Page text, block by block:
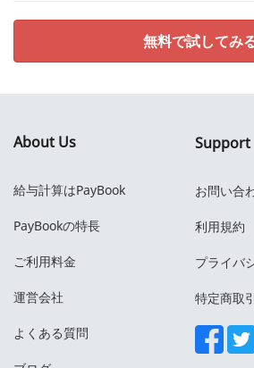
無料で試してみ
About Us
給与計算はPayBook
PayBookの特長
ご利用料金
運営会社
よくある質問
Support
お問い合
利用規約
プライバ
特定商取